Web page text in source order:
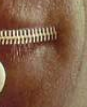
ك
ت
و
ن
ي